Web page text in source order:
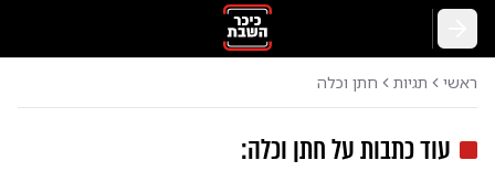
ראשי תגיות חתן וכלה
עוד כתבות עלחתן וכלה: